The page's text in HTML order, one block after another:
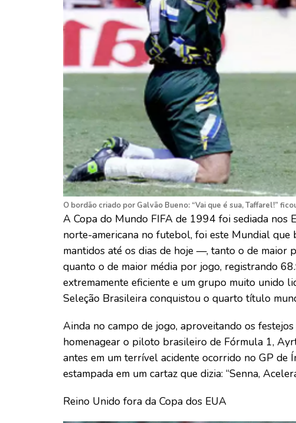
O bordão criado por Galvão Bueno: “Vai que é sua, Taffarel!”
A Copa do Mundo FIFA de 1994 foi sediada nos
norte-americana no futebol, foi este Mundial
mantidos até os dias de hoje —, tanto o de maior
quanto o de maior média por jogo, registrando
extremamente eficiente e um grupo muito unido
Seleção Brasileira conquistou o quarto título
Ainda no campo de jogo, aproveitando os
homenagear o piloto brasileiro de Fórmula 1,
antes em um terrível acidente ocorrido no GP de
estampada em um cartaz que dizia: “Senna,
Reino Unido fora da Copa dos EUA